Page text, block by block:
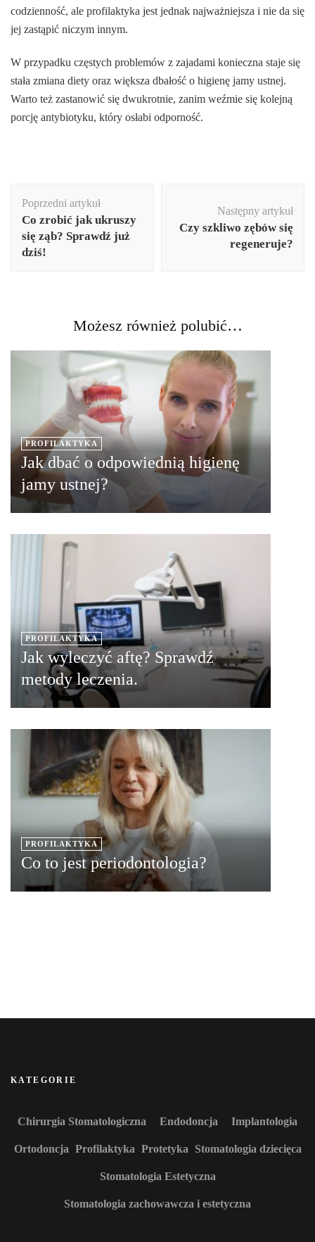
codzienność, ale profilaktyka jest jednak najważniejsza i nie da się
jej zastąpić niczym innym.
W przypadku częstych problemów z zajadami konieczna staje się
stała zmiana diety oraz większa dbałość o higienę jamy ustnej.
Warto też zastanowić się dwukrotnie, zanim weźmie się kolejną
porcję antybiotyku, który osłabi odporność.
wpisu
Poprzedni artykuł
Co zrobić jak ukruszy
się ząb? Sprawdź już
dziś!
Następny artykuł
Czy szkliwo zębów się
regeneruje?
Możesz również polubić…
PROFILAKTYKA
Jak dbać o odpowiednią higienę
jamy ustnej?
PROFILAKTYKA
Jak wyleczyć aftę? Sprawdź
metody leczenia.
PROFILAKTYKA
Co to jest periodontologia?
KATEGORIE
Chirurgia Stomatologiczna Endodoncja Implantologia
Ortodoncja Profilaktyka Protetyka Stomatologia dziecięca
Stomatologia Estetyczna
Stomatologia zachowawcza i estetyczna